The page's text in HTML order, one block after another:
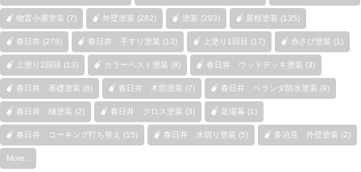
物置小屋塗装 (7) 外壁塗装 (282) 塗装 (293) 屋根塗装 (135)
春日井 (278) 春日井 手すり塗装 (13) 上塗り1回目 (17) 赤さび塗装 (1)
上塗り2回目 (13) カラーベスト塗装 (8) 春日井 ウッドデッキ塗装 (3)
春日井 基礎塗装 (6) 春日井 木部塗装 (7) 春日井 ベランダ防水塗装 (9)
春日井 樋塗装 (2) 春日井 クロス塗装 (3) 足場幕 (1)
春日井 コーキング打ち替え (15) 春日井 水切り塗装 (5) 多治見 外壁塗装 (2)
More..